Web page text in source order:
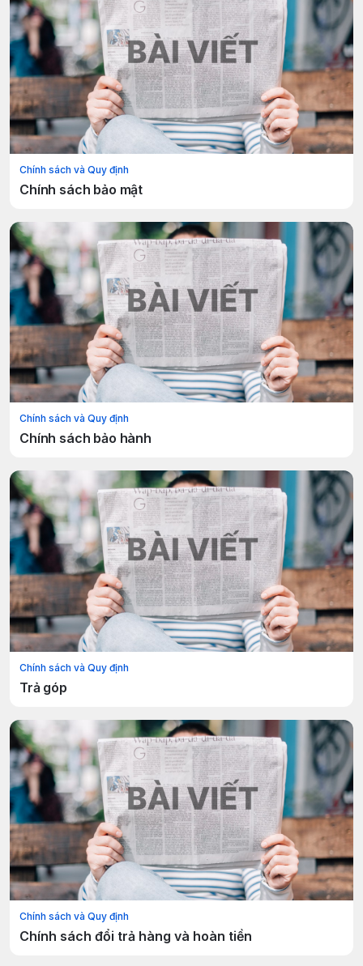
Chính sách và Quy định
Chính sách bảo mật
Chính sách và Quy định
Chính sách bảo hành
Chính sách và Quy định
Trả góp
Chính sách và Quy định
Chính sách đổi trả hàng và hoàn tiền